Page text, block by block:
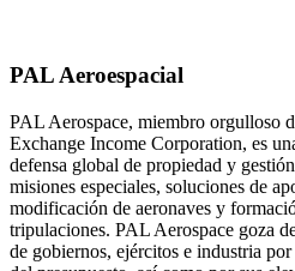
PAL Aeroespacial
PAL Aerospace, miembro orgulloso
Exchange Income Corporation, es
defensa global de propiedad y
misiones especiales, soluciones de
modificación de aeronaves y
tripulaciones. PAL Aerospace goza
de gobiernos, ejércitos e industria